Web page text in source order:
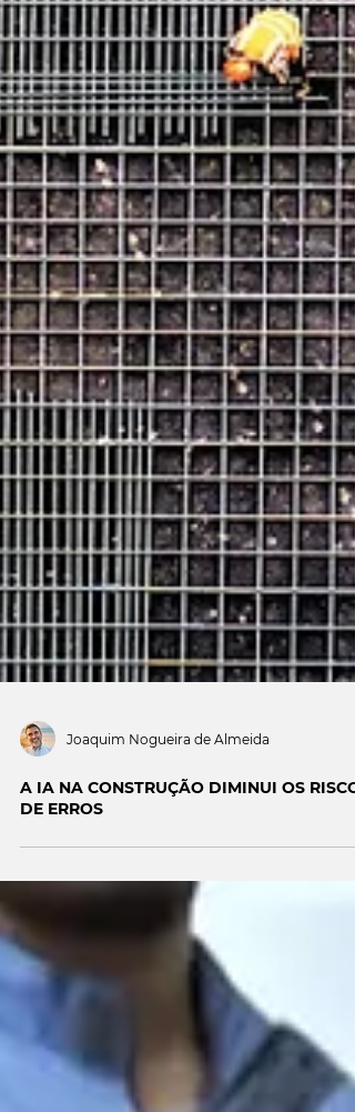
Joaquim Nogueira de Almeida
A IA NA CONSTRUÇÃO DIMINUI OS
DE ERROS